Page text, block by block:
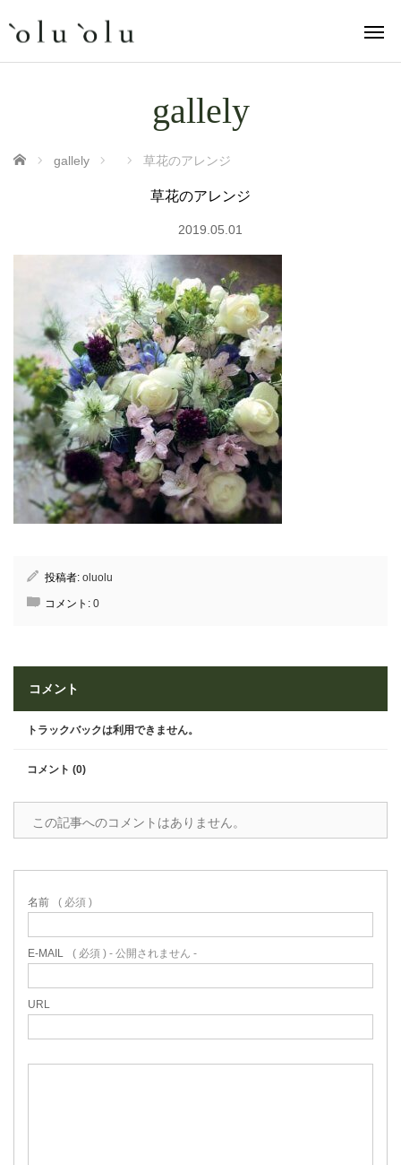
gallely
ホーム gallely 草花のアレンジ
草花のアレンジ
2019.05.01
投稿者: oluolu
コメント: 0
コメント
トラックバックは利用できません。
コメント (0)
この記事へのコメントはありません。
名前 ( 必須 )
E-MAIL ( 必須 ) - 公開されません -
URL